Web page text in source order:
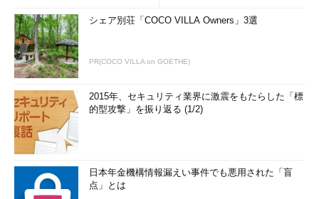
シェア別荘「COCO VILLA Owners」3選
PR(COCO VILLA on GOETHE)
2015年、セキュリティ業界に激震をもたらした「標
的型攻撃」を振り返る (1/2)
日本年金機構情報漏えい事件でも悪用された「盲
点」とは